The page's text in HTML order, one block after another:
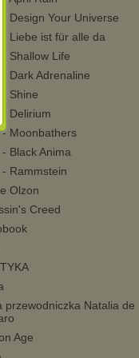
Design Your Universe
Liebe ist für alle da
- Shallow Life
Dark Adrenaline
- Shine
- Delirium
Moonbathers
Black Anima
- Rammstein
Olzon
Creed
przewodniczka Natalia de
Age